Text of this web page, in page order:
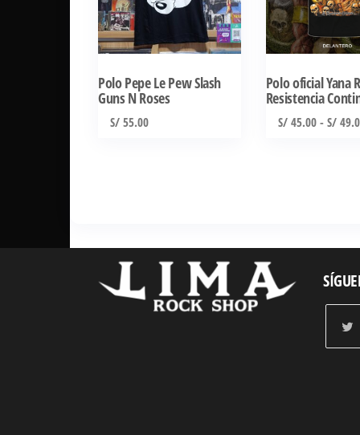
Polo Pepe Le Pew Slash
Guns N Roses
S/55.00
variantes.
Las
opciones
se
pueden
elegir
Polo oficial Yana
Resistencia
S/45.00 - S/
variantes.
Las
opciones
se
pueden
elegir